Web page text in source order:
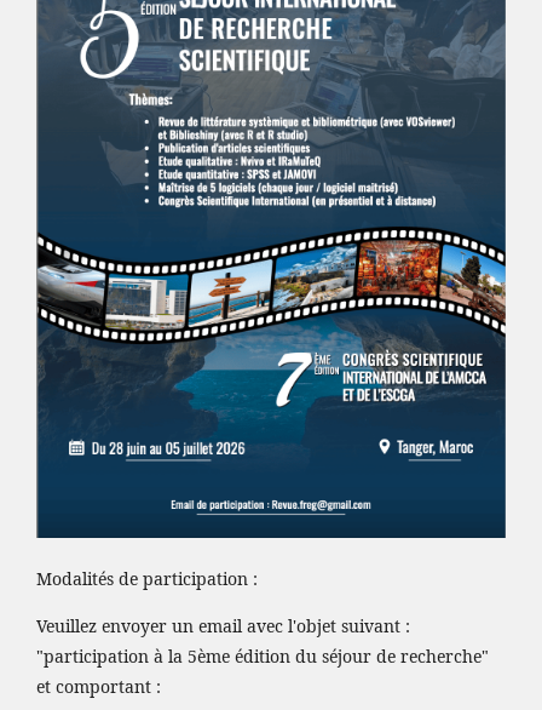
Modalités de participation :
Veuillez envoyer un email avec l'objet suivant :
"participation à la 5ème édition du séjour de recherche"
et comportant :